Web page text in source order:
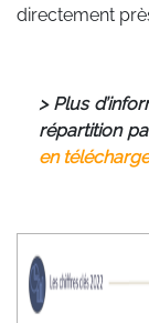
directement
> Plus
répartition
en